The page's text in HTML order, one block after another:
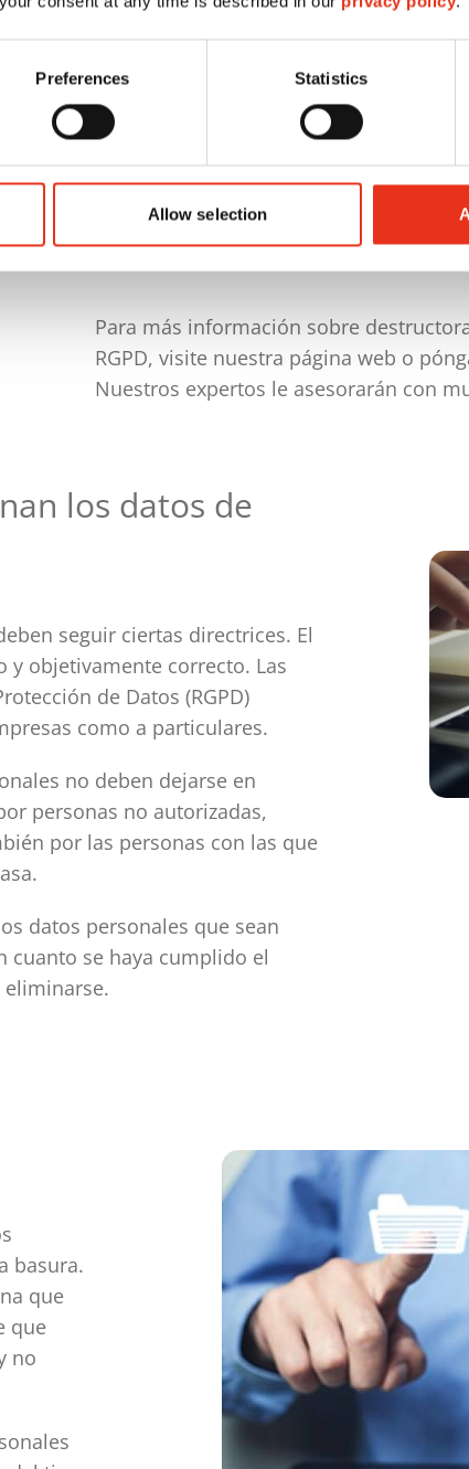
Preferences Statistics
Allow selection
una o varias características
física, fisiológica, genética, psíquica,
persona natural.
Debe evitarse la posibilidad de que
identificar a una persona en función
datos sensibles. El artículo 4 párrafo 5
de los datos.
Para más información sobre
RGPD, visite nuestra página web o
Nuestros expertos le asesorarán con
los datos de
seguir ciertas directrices. El
objetivamente correcto. Las
de Datos (RGPD)
como a particulares.
no deben dejarse en
personas no autorizadas,
por las personas con las que
datos personales que sean
cuanto se haya cumplido el
basura.
que
que
no